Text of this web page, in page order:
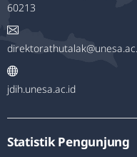
60213
jdih.unesa.ac.id
Statistik Pengunjung